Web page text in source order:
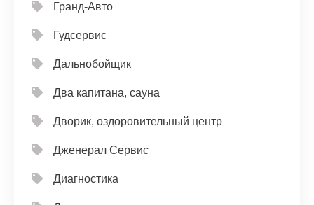
Гранд-Авто
Гудсервис
Дальнобойщик
Два капитана, сауна
Дворик, оздоровительный центр
Дженерал Сервис
Диагностика